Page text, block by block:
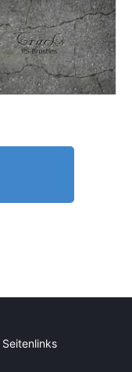
Seitenlinks